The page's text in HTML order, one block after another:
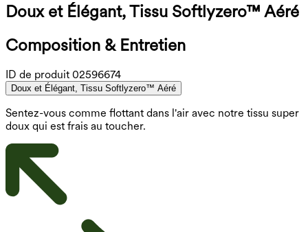
Doux et Élégant, Tissu Softlyzero™ Aéré
Composition & Entretien
ID de produit 02596674
Doux et Élégant, Tissu Softlyzero™ Aéré
Sentez-vous comme flottant dans l'air avec notre tissu super
doux qui est frais au toucher.